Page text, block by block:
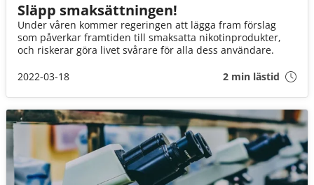
Släpp smaksättningen!
Under våren kommer regeringen att lägga fram förslag
som påverkar framtiden till smaksatta nikotinprodukter,
och riskerar göra livet svårare för alla dess användare.
2022-03-18
2 min lästid